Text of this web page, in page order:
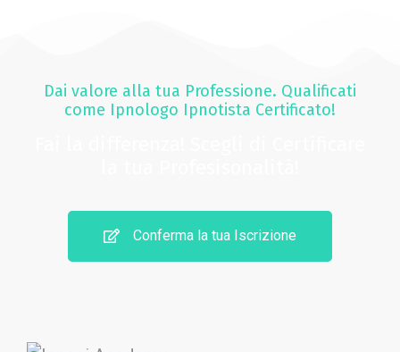
Dai valore alla tua Professione. Qualificati
come Ipnologo Ipnotista Certificato!
Conferma la tua Iscrizione